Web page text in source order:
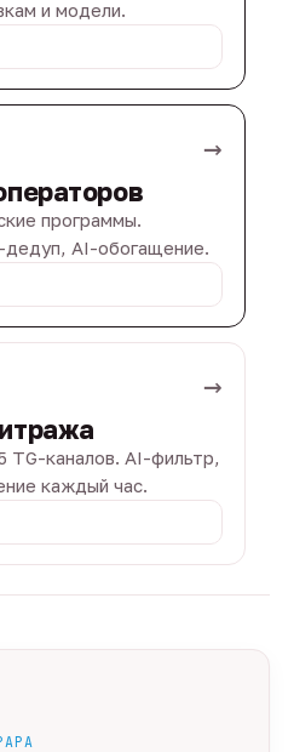
и модели.
→
программы.
AI-обогащение.
→
TG-каналов. AI-фильтр,
каждый час.